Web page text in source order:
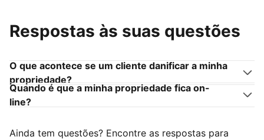
Respostas às suas questões
O que acontece se um cliente danificar a minha
propriedade?
Quando é que a minha propriedade fica on-
line?
Ainda tem questões? Encontre as respostas para